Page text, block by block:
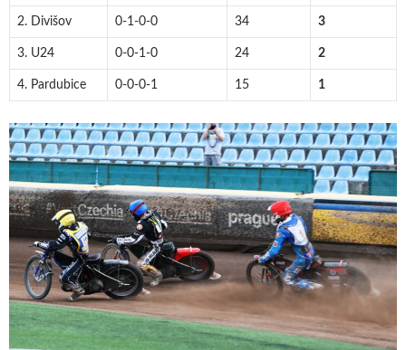
2. Divišov 0-1-0-0 34 3
3. U24 0-0-1-0 24 2
4. Pardubice 0-0-0-1 15 1